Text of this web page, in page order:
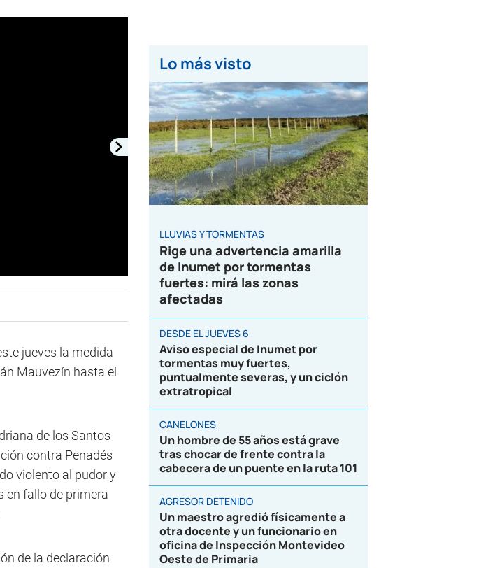
jueves la medida
Mauvezín hasta el
de los Santos
contra Penadés
violento al pudor y
en fallo de primera
de la declaración
Lo más visto
LLUVIAS Y TORMENTAS
Rige una advertencia amarilla
de Inumet por tormentas
fuertes: mirá las zonas
afectadas
DESDE EL JUEVES 6
Aviso especial de Inumet por
tormentas muy fuertes,
puntualmente severas, y un ciclón
extratropical
CANELONES
Un hombre de 55 años está grave
tras chocar de frente contra la
cabecera de un puente en la ruta 101
AGRESOR DETENIDO
Un maestro agredió físicamente a
otra docente y un funcionario en
oficina de Inspección Montevideo
Oeste de Primaria